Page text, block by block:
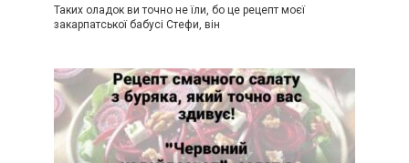
Таких оладок ви точно не їли, бо це рецепт моєї
закарпатської бабусі Стефи, він